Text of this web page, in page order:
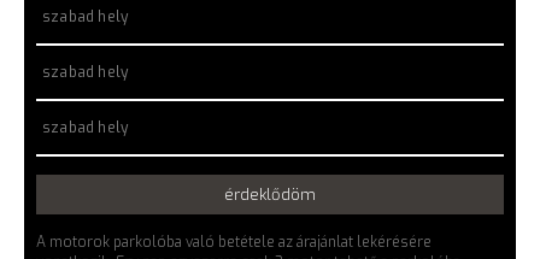
szabad hely
szabad hely
szabad hely
érdeklődöm
A motorok parkolóba való betétele az árajánlat lekérésére